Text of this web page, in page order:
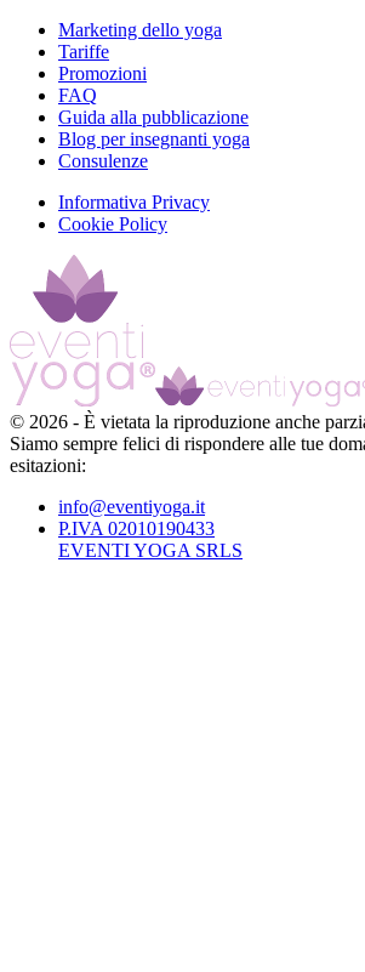
Marketing dello yoga
Tariffe
Promozioni
FAQ
Guida alla pubblicazione
Blog per insegnanti yoga
Consulenze
Informativa Privacy
Cookie Policy
© 2026 - È vietata la riproduzione anche
Siamo sempre felici di rispondere alle tue
esitazioni:
info@eventiyoga.it
P.IVA 02010190433
EVENTI YOGA SRLS